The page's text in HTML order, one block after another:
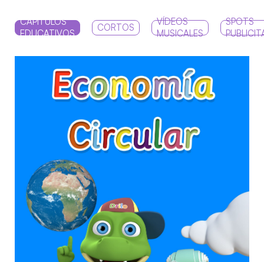
CORTOS
VÍDEOS
MUSICALES
SPOTS
CAPÍTULOS
EDUCATIVOS